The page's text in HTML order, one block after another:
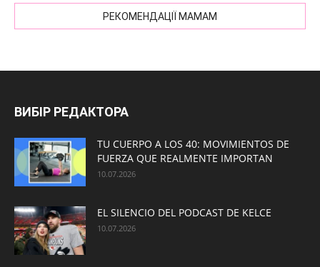
РЕКОМЕНДАЦІЇ МАМАМ
ВИБІР РЕДАКТОРА
TU CUERPO A LOS 40: MOVIMIENTOS DE
FUERZA QUE REALMENTE IMPORTAN
10.07.2026
EL SILENCIO DEL PODCAST DE KELCE
10.07.2026